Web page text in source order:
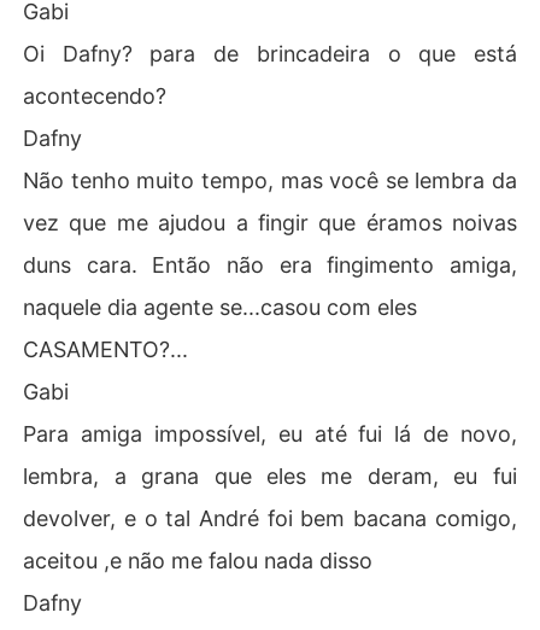
Gabi
Oi Dafny? para de brincadeira o que está
acontecendo?
Dafny
Não tenho muito tempo, mas você se lembra da
vez que me ajudou a fingir que éramos noivas
duns cara. Então não era fingimento amiga,
naquele dia agente se...casou com eles
CASAMENTO?...
Gabi
Para amiga impossível, eu até fui lá de novo,
lembra, a grana que eles me deram, eu fui
devolver, e o tal André foi bem bacana comigo,
aceitou ,e não me falou nada disso
Dafny